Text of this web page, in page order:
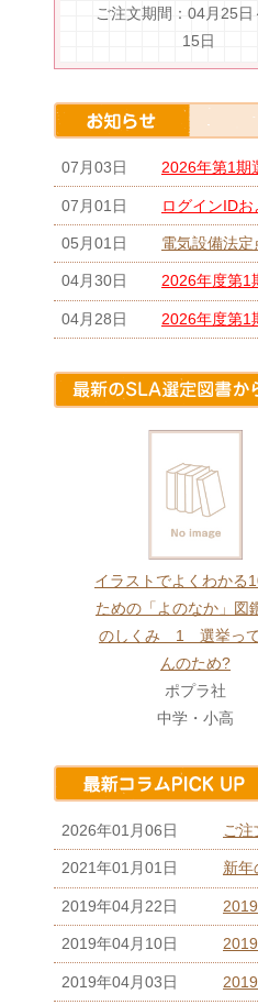
ご注文期間：04月25日
15日
07月03日 2026年第1
07月01日 ログインID
05月01日 電気設備法
04月30日 2026年度第1
04月28日 2026年度第1
イラストでよくわかる
ための「よのなか」図
のしくみ 1 選挙っ
んのため?
ポプラ社
中学・小高
2026年01月06日 ご
2021年01月01日 新年
2019年04月22日
2019年04月10日
2019年04月03日